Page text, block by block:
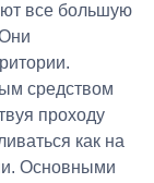
все большую
средством
проходу
как на
Основными